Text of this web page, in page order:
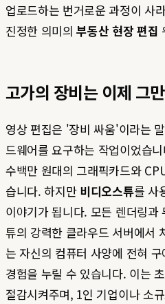
업로드하는 번거로운 과정이 사
진정한 의미의부동산 현장 편집
고가의 장비는 이제 그
영상 편집은 '장비 싸움'이라는
드웨어를 요구하는 작업이었습
수백만 원대의 그래픽카드와
습니다. 하지만 비디오스튜를 사
이야기가 됩니다. 모든 렌더링
튜의 강력한 클라우드 서버에서
는 자신의 컴퓨터 사양에 전혀
경험을 누릴 수 있습니다. 이는
절감시켜주며, 1인 기업이나 소